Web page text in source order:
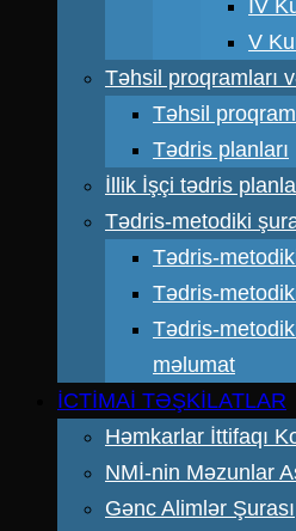
IV
V
Təhsil proqramları
Təhsil
Tədris planları
İllik İşçi tədris
Tədris-metodiki
Tədris-
Tədris-
Tədris-
məlumat
İCTİMAİ TƏŞKİLATLAR
Həmkarlar İttifaqı
NMİ-nin Məzunlar
Gənc Alimlər Şurası